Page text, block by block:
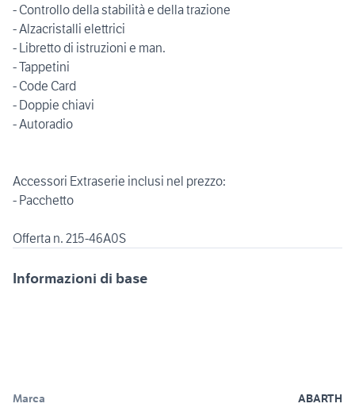
- Controllo della stabilità e della trazione
- Alzacristalli elettrici
- Libretto di istruzioni e man.
- Tappetini
- Code Card
- Doppie chiavi
- Autoradio
Accessori Extraserie inclusi nel prezzo:
- Pacchetto
Offerta n. 215-46A0S
Informazioni di base
Marca
ABARTH